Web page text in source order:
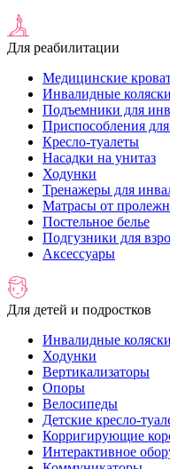
Для реабилитации
Медицинские
Инвалидные коляски
Подъемники для
Приспособления
Кресло-туалеты
Насадки на унитаз
Ходунки
Тренажеры для
Матрасы от
Постельное белье
Подгузники для
Аксессуары
Для детей и подростков
Инвалидные коляски
Ходунки
Вертикализаторы
Опоры
Велосипеды
Детские кресло-
Корригирующие
Интерактивное